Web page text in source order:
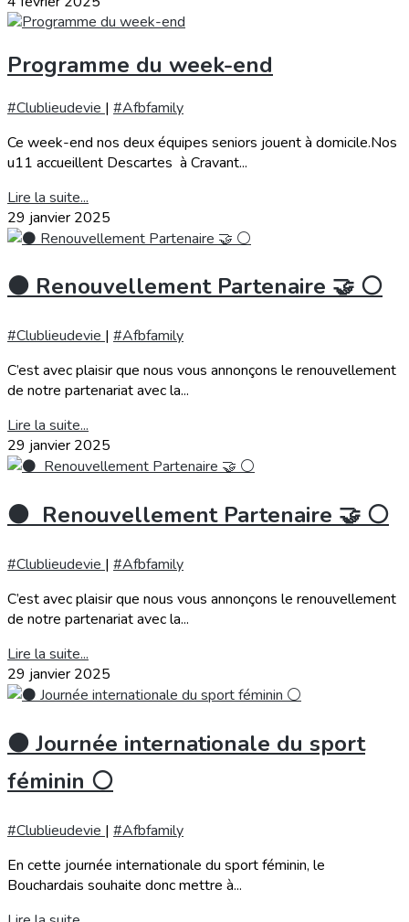
Programme du week-end
#Clublieudevie | #Afbfamily
Ce week-end nos deux équipes seniors jouent à domicile.Nos
u11 accueillent Descartes à Cravant...
Lire la suite...
29 janvier 2025
⚫️ Renouvellement Partenaire 🤝 ⚪️
#Clublieudevie | #Afbfamily
C’est avec plaisir que nous vous annonçons le renouvellement
de notre partenariat avec la...
Lire la suite...
29 janvier 2025
⚫️ Renouvellement Partenaire 🤝 ⚪️
#Clublieudevie | #Afbfamily
C’est avec plaisir que nous vous annonçons le renouvellement
de notre partenariat avec la...
Lire la suite...
29 janvier 2025
⚫️ Journée internationale du sport
féminin ⚪️
#Clublieudevie | #Afbfamily
En cette journée internationale du sport féminin, le
Bouchardais souhaite donc mettre à...